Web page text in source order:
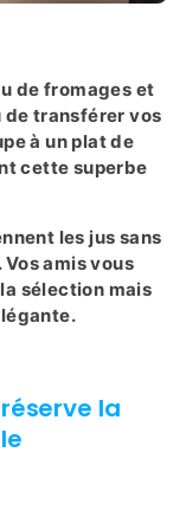
de fromages et
de transférer vos
à un plat de
cette superbe
les jus sans
amis vous
sélection mais
la